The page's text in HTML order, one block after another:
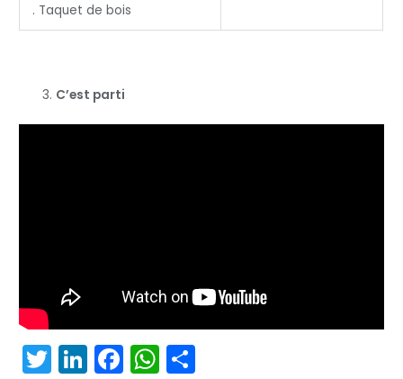
. Taquet de bois
C’est parti
T Li F W